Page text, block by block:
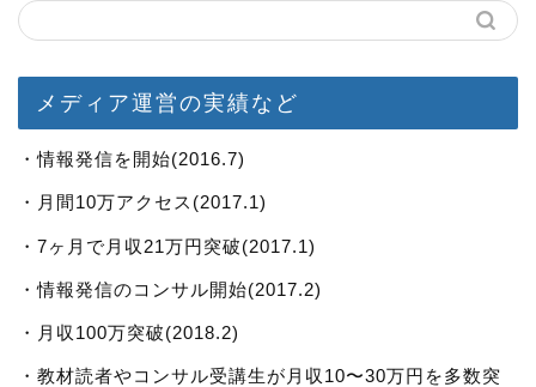
メディア運営の実績など
・情報発信を開始(2016.7)
・月間10万アクセス(2017.1)
・7ヶ月で月収21万円突破(2017.1)
・情報発信のコンサル開始(2017.2)
・月収100万突破(2018.2)
・教材読者やコンサル受講生が月収10〜30万円を多数突